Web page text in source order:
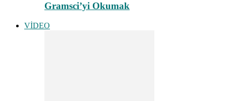
Gramsci’yi Okumak
VİDEO